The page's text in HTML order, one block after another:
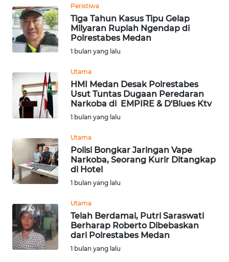
Peristiwa
Tiga Tahun Kasus Tipu Gelap
Milyaran Rupiah Ngendap di
Polrestabes Medan
1 bulan yang lalu
Utama
HMI Medan Desak Polrestabes
Usut Tuntas Dugaan Peredaran
Narkoba di EMPIRE & D'Blues Ktv
1 bulan yang lalu
Utama
Polisi Bongkar Jaringan Vape
Narkoba, Seorang Kurir Ditangkap
di Hotel
1 bulan yang lalu
Utama
Telah Berdamai, Putri Saraswati
Berharap Roberto Dibebaskan
dari Polrestabes Medan
1 bulan yang lalu
WN
JATENG
WN
JOGJA
JATIM
WN
BALI
WN
KALBAR
WN